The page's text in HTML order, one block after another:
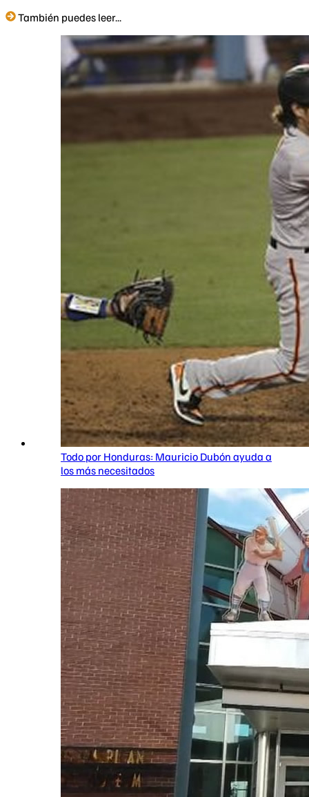
También puedes leer...
Todo por Honduras: Mauricio Dubón ayuda a
los más necesitados